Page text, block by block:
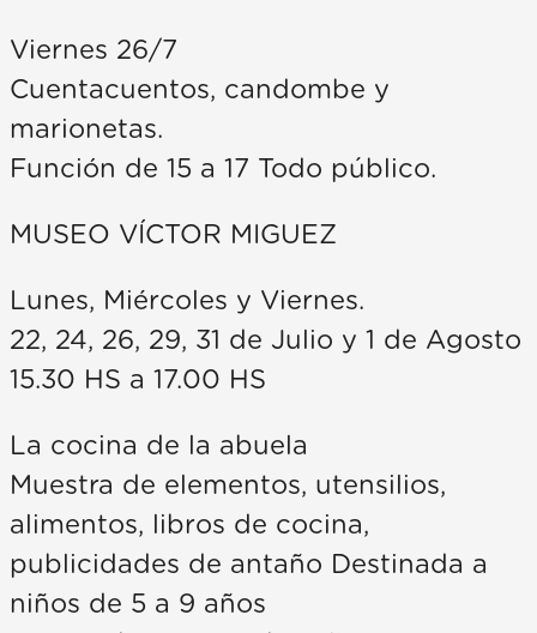
Viernes 26/7
Cuentacuentos, candombe y
marionetas.
Función de 15 a 17 Todo público.
MUSEO VÍCTOR MIGUEZ
Lunes, Miércoles y Viernes.
22, 24, 26, 29, 31 de Julio y 1 de Agosto
15.30 HS a 17.00 HS
La cocina de la abuela
Muestra de elementos, utensilios,
alimentos, libros de cocina,
publicidades de antaño Destinada a
niños de 5 a 9 años